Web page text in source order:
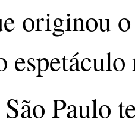
originou
Paulo